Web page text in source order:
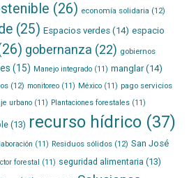
(26) economía solidaria (12)
(25) Espacios verdes(14) espacio
gobernanza (22) gobiernos
(15) Manejo integrado(11) manglar(14)
(12) monitoreo(11) México(11) pago servicios
urbano(11) Plantaciones forestales(11)
(13) recurso hídrico(37)
(11) Residuos sólidos(12) San José
forestal (11) seguridad alimentaria (13)